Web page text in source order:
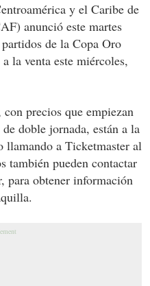
y el Caribe de
anunció este martes
de la Copa Oro
la venta este miércoles,
precios que empiezan
doble jornada, están a la
llamando a Ticketmaster al
también pueden contactar
para obtener información